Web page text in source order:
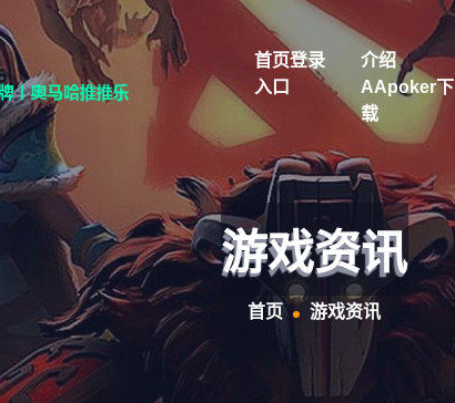
首页登录
入口
介绍
AApoker下
载
游戏资讯
首页 游戏资讯